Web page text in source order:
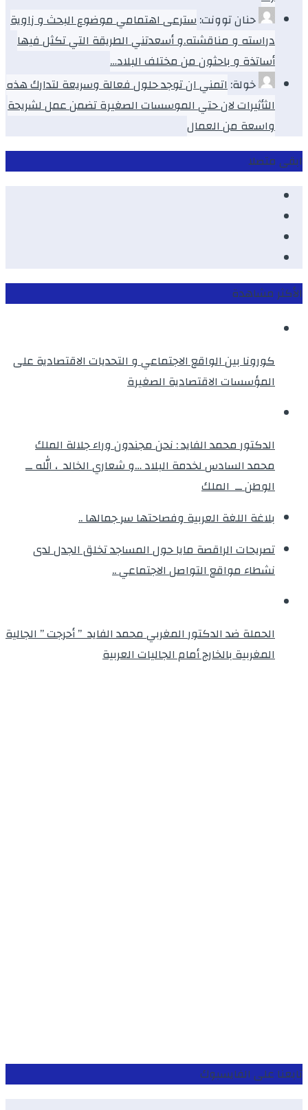
حنان توونت:سترعى اهتمامي موضوع البحث و زاوية
دراسته و مناقشته.و أسعدتني الطريقة التي تكثل فيها
أساتذة و باحثون من مختلف البلاد…
خولة:اتمني ان توجد حلول فعالة وسريعة لتدارك هذه
الثأثيرات لان حتي الموسسات الصغيرة تضمن عمل لشريحة
واسعة من العمال
ابقى متصلا
الأكثر مشاهدة
كورونا بين الواقع الاجتماعي و التحديات الاقتصادية على
المؤسسات الاقتصادية الصغيرة
الدكتور محمد الفايد : نحن مجندون وراء جلالة الملك
محمد السادس لخدمة البلاد …و شعاري الخالد ، الله ــ
الوطن ــ الملك
بلاغة اللغة العربية وفصاحتها سر جمالها ..
تصريحات الراقصة مايا حول المساجد تخلق الجدل لدى
نشطاء مواقع التواصل الاجتماعي ..
الحملة ضد الدكتور المغربي محمد الفايد ” أحرجت ” الجالية
المغربية بالخارج أمام الجاليات العربية
تابعنا على الفايسبوك